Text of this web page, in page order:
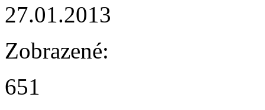
27.01.2013
Zobrazené:
651